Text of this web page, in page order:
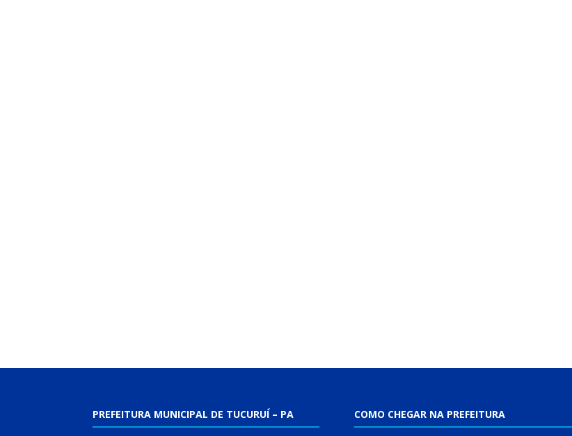
PREFEITURA MUNICIPAL DE TUCURUÍ – PA COMO CHEGAR NA PREFEITURA